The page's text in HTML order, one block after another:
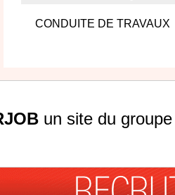
CONDUITE DE TRAVAUX
un site du groupe